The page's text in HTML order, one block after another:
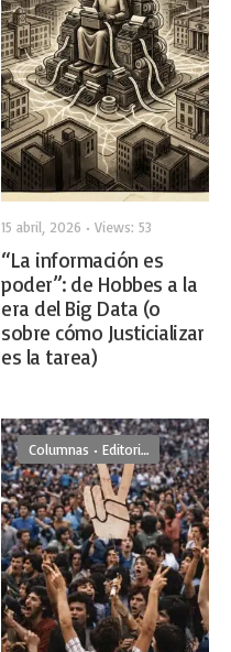
15 abril, 2026 • Views: 53
“La información es
poder”: de Hobbes a la
era del Big Data (o
sobre cómo Justicializar
es la tarea)
Columnas • Editoriales